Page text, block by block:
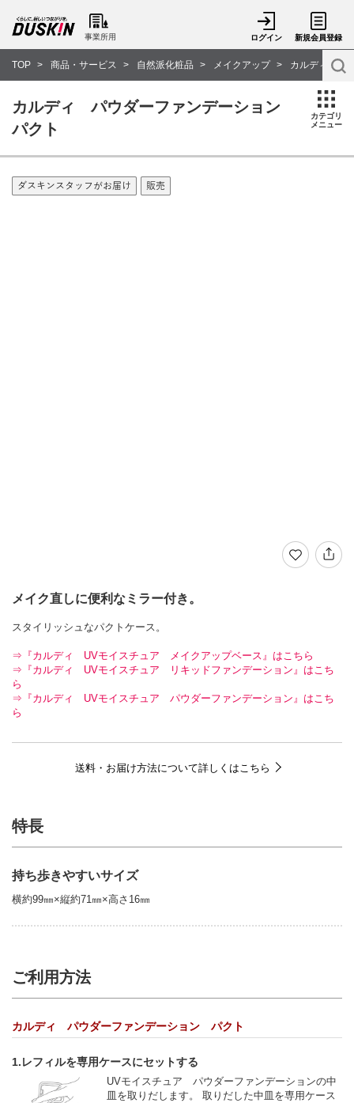
事業所用 ログイン 新規会員登録
TOP 商品・サービス 自然派化粧品 メイクアップ カルディ パ
カルディ パウダーファンデーション
パクト
カテゴリ
メニュー
メイク直しに便利なミラー付き。
スタイリッシュなパクトケース。
⇒『カルディ UVモイスチュア メイクアップベース』はこちら
⇒『カルディ UVモイスチュア リキッドファンデーション』はこち
ら
⇒『カルディ UVモイスチュア パウダーファンデーション』はこち
ら
送料・お届け方法について詳しくはこちら
特長
持ち歩きやすいサイズ
横約99㎜×縦約71㎜×高さ16㎜
ご利用方法
カルディ パウダーファンデーション パクト
1.レフィルを専用ケースにセットする
UVモイスチュア パウダーファンデーションの中
皿を取りだします。 取りだした中皿を専用ケース